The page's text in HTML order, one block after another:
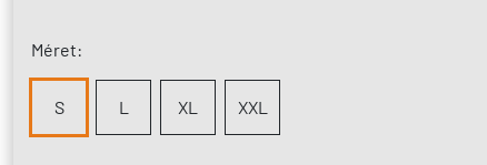
Méret:
S L XL XXL